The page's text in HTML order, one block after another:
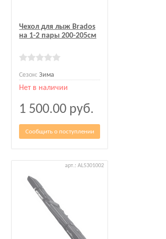
Чехол для лыж Brados
на 1-2 пары 200-205см
Сезон: Зима
Нет в наличии
1 500.00 руб.
Сообщить о поступлении
арт.: AL5301002